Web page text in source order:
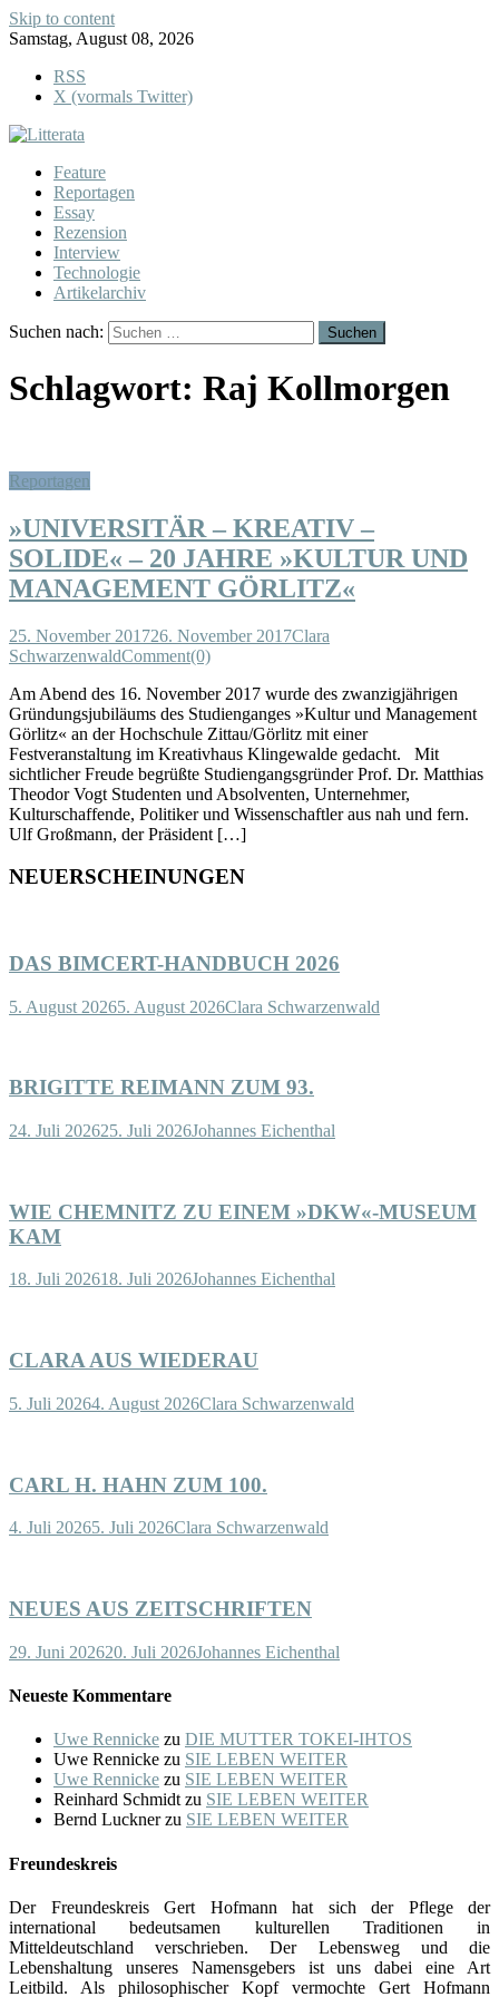
Skip to content
Samstag, August 08, 2026
RSS
X (vormals Twitter)
Feature
Reportagen
Essay
Rezension
Interview
Technologie
Artikelarchiv
Suchen nach:
Schlagwort: Raj Kollmorgen
Reportagen
»UNIVERSITÄR – KREATIV –
SOLIDE« – 20 JAHRE »KULTUR UND
MANAGEMENT GÖRLITZ«
25. November 201726. November 2017Clara
SchwarzenwaldComment(0)
Am Abend des 16. November 2017 wurde des zwanzigjährigen
Gründungsjubiläums des Studienganges »Kultur und Management
Görlitz« an der Hochschule Zittau/Görlitz mit einer
Festveranstaltung im Kreativhaus Klingewalde gedacht. Mit
sichtlicher Freude begrüßte Studiengangsgründer Prof. Dr. Matthias
Theodor Vogt Studenten und Absolventen, Unternehmer,
Kulturschaffende, Politiker und Wissenschaftler aus nah und fern.
Ulf Großmann, der Präsident […]
NEUERSCHEINUNGEN
DAS BIMCERT-HANDBUCH 2026
5. August 20265. August 2026Clara Schwarzenwald
BRIGITTE REIMANN ZUM 93.
24. Juli 202625. Juli 2026Johannes Eichenthal
WIE CHEMNITZ ZU EINEM »DKW«-MUSEUM
KAM
18. Juli 202618. Juli 2026Johannes Eichenthal
CLARA AUS WIEDERAU
5. Juli 20264. August 2026Clara Schwarzenwald
CARL H. HAHN ZUM 100.
4. Juli 20265. Juli 2026Clara Schwarzenwald
NEUES AUS ZEITSCHRIFTEN
29. Juni 202620. Juli 2026Johannes Eichenthal
Neueste Kommentare
Uwe Rennicke zu DIE MUTTER TOKEI-IHTOS
Uwe Rennicke zu SIE LEBEN WEITER
Uwe Rennicke zu SIE LEBEN WEITER
Reinhard Schmidt zu SIE LEBEN WEITER
Bernd Lucknerzu SIE LEBEN WEITER
Freundeskreis
Der Freundeskreis Gert Hofmann hat sich der Pflege der
international bedeutsamen kulturellen Traditionen in
Mitteldeutschland verschrieben. Der Lebensweg und die
Lebenshaltung unseres Namensgebers ist uns dabei eine Art
Leitbild. Als philosophischer Kopf vermochte Gert Hofmann